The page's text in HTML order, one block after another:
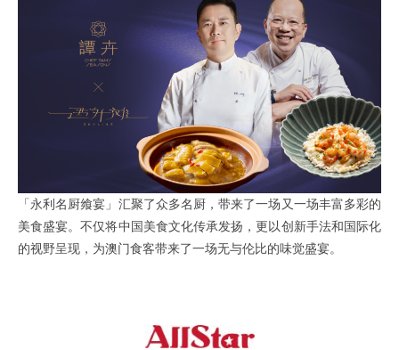
「永利名厨飨宴」汇聚了众多名厨，带来了一场又一场丰富多彩的
美食盛宴。不仅将中国美食文化传承发扬，更以创新手法和国际化
的视野呈现，为澳门食客带来了一场无与伦比的味觉盛宴。